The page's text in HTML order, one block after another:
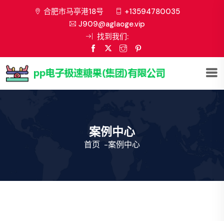
合肥市马亭港18号
+13594780035
J909@aglaoge.vip
找到我们:
案例中心
首页 -案例中心